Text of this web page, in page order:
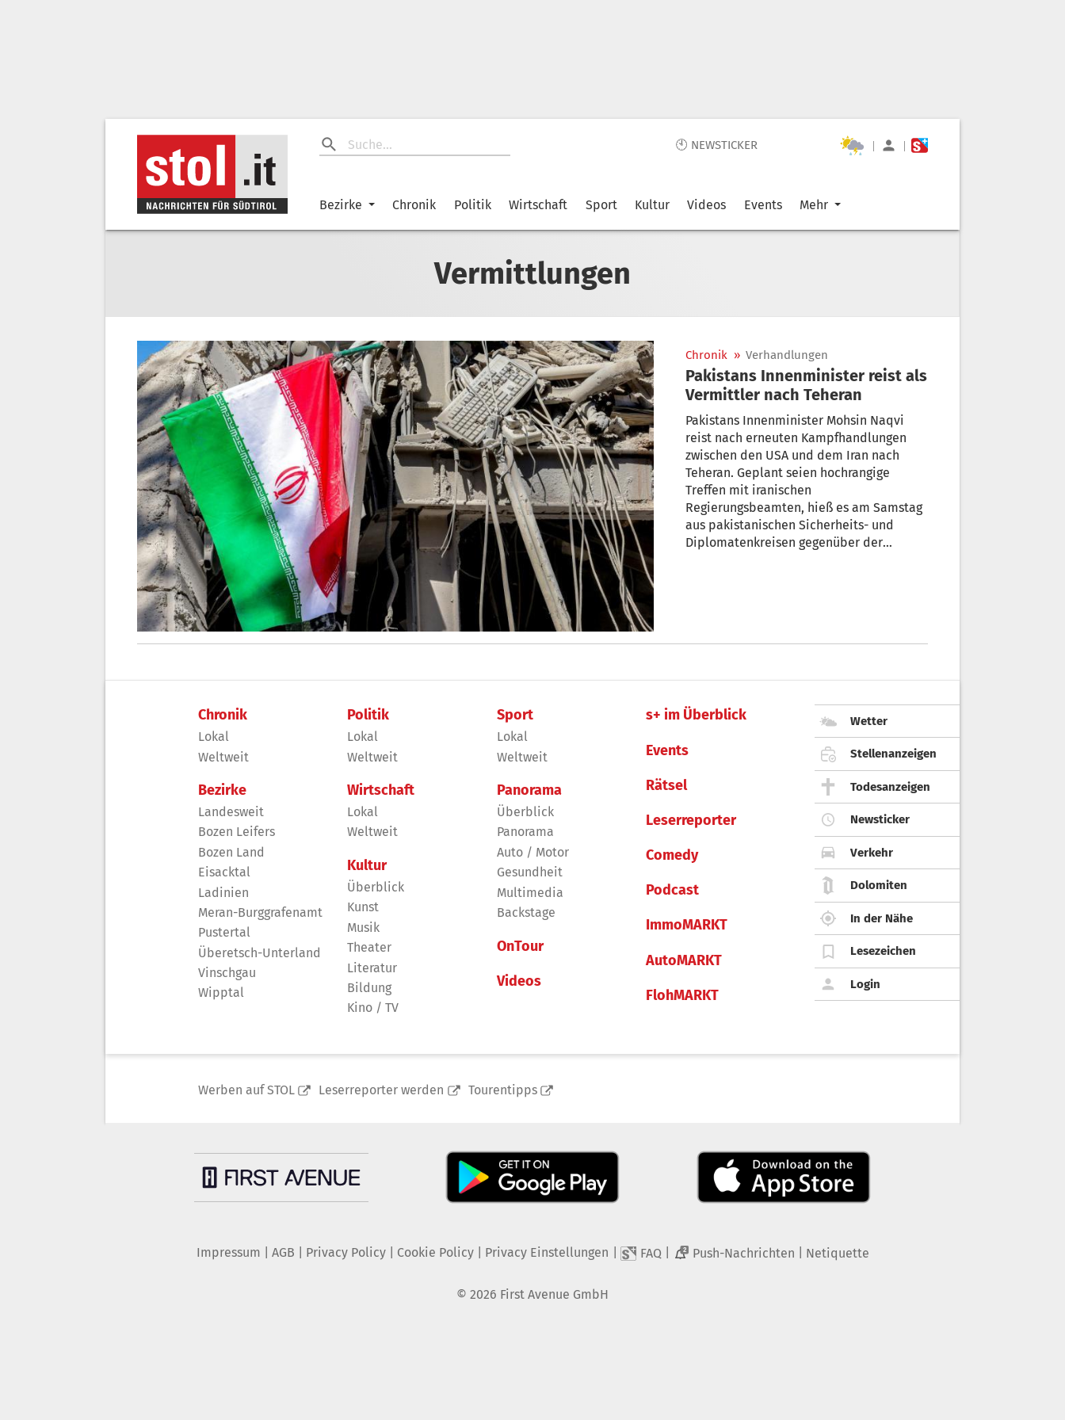
🕙 NEWSTICKER | |
Bezirke Chronik Politik Wirtschaft Sport Kultur Videos Events Mehr
Vermittlungen
Chronik » Verhandlungen
Pakistans Innenminister reist als
Vermittler nach Teheran
Pakistans Innenminister Mohsin Naqvi
reist nach erneuten Kampfhandlungen
zwischen den USA und dem Iran nach
Teheran. Geplant seien hochrangige
Treffen mit iranischen
Regierungsbeamten, hieß es am Samstag
aus pakistanischen Sicherheits- und
Diplomatenkreisen gegenüber der
Chronik
Lokal
Weltweit
Bezirke
Landesweit
Bozen Leifers
Bozen Land
Eisacktal
Ladinien
Meran-Burggrafenamt
Pustertal
Überetsch-Unterland
Vinschgau
Wipptal
Politik
Lokal
Weltweit
Wirtschaft
Lokal
Weltweit
Kultur
Überblick
Kunst
Musik
Theater
Literatur
Bildung
Kino / TV
Sport
Lokal
Weltweit
Panorama
Überblick
Panorama
Auto / Motor
Gesundheit
Multimedia
Backstage
OnTour
Videos
s+ im Überblick
Events
Rätsel
Leserreporter
Comedy
Podcast
ImmoMARKT
AutoMARKT
FlohMARKT
Wetter
Stellenanzeigen
Todesanzeigen
Newsticker
Verkehr
Dolomiten
In der Nähe
Lesezeichen
Login
Werben auf STOL Leserreporter werden Tourentipps
Impressum AGB Privacy Policy| Cookie Policy| Privacy Einstellungen FAQ 2 Push-Nachrichten Netiquette
© 2026 First Avenue GmbH